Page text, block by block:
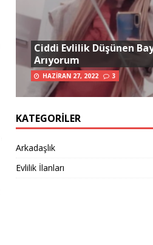
Ciddi Evlilik Düşünen
Arıyorum
HAZIRAN 27, 2022 3
KATEGORILER
Arkadaşlık
Evlilik İlanları